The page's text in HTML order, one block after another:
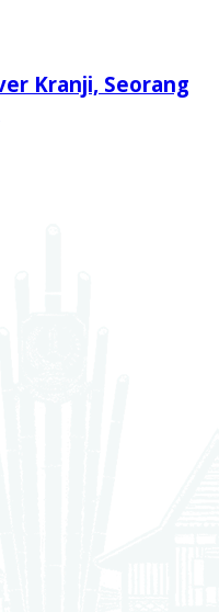
Kranji, Seorang